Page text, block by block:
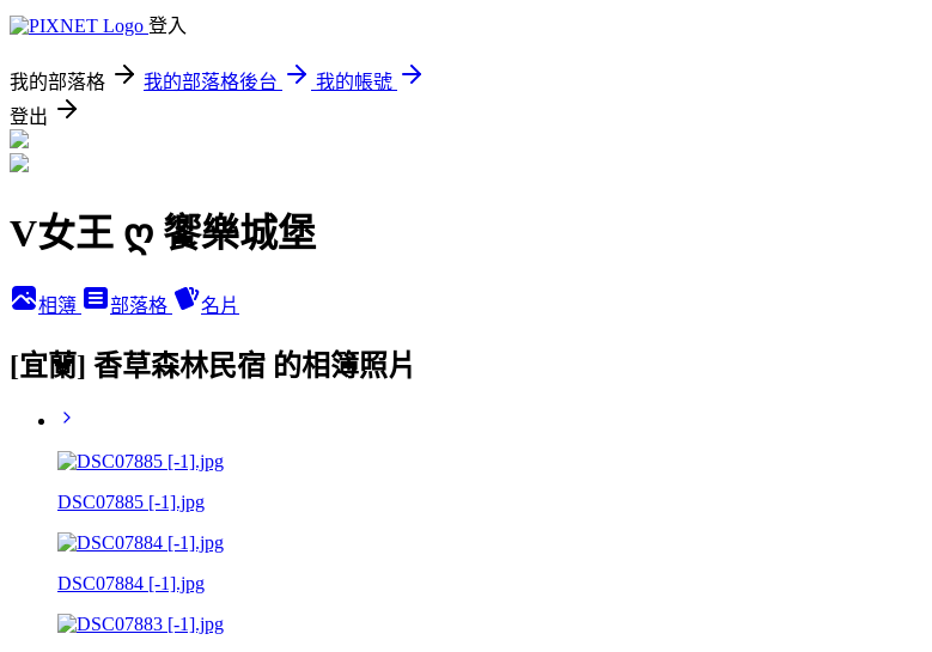
登入
我的部落格 我的部落格後台
我的帳號
登出
V女王 ღ 饗樂城堡
相簿 部落格 名片
[宜蘭] 香草森林民宿 的相簿照片
DSC07885 [-1].jpg
DSC07884 [-1].jpg